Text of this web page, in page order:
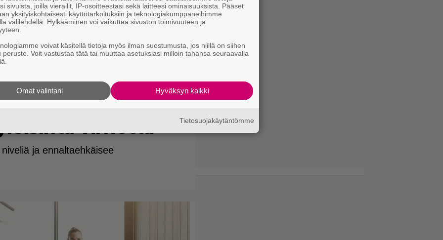
oikean
Valmentaja
virhettä
ja ennaltaehkäisee
sivuista, joilla vierailit, IP-osoitteestasi sekä laitteesi ominaisuuksista. Pääset
yksityiskohtaisesti käyttötarkoituksiin ja teknologiakumppaneihimme
välilehdellä. Hylkääminen voi vaikuttaa sivuston toimivuuteen ja
voivat käsitellä tietoja myös ilman suostumusta, jos niillä on siihen
peruste. Voit vastustaa tätä tai muuttaa asetuksiasi milloin tahansa seuraavalla
Hyväksyn kaikki
Omat valintani
Tietosuojakäytäntömme